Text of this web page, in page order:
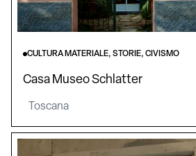
CULTURA MATERIALE, STORIE, CIVISMO
Casa Museo Schlatter
Toscana